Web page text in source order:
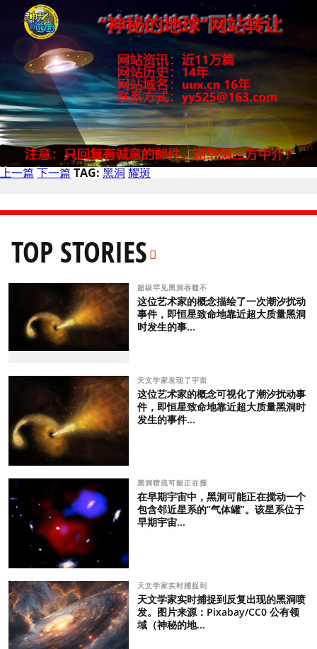
上一篇 下一篇 TAG: 黑洞 耀斑
TOP STORIES
超级罕见黑洞吞噬不
这位艺术家的概念描绘了一次潮汐扰动
事件，即恒星致命地靠近超大质量黑洞
时发生的事...
天文学家发现了宇宙
这位艺术家的概念可视化了潮汐扰动事
件，即恒星致命地靠近超大质量黑洞时
发生的事件...
黑洞喷流可能正在搅
在早期宇宙中，黑洞可能正在搅动一个
包含邻近星系的“气体罐”。该星系位于
早期宇宙...
天文学家实时捕捉到
天文学家实时捕捉到反复出现的黑洞喷
发。图片来源：Pixabay/CC0 公有领
域（神秘的地...